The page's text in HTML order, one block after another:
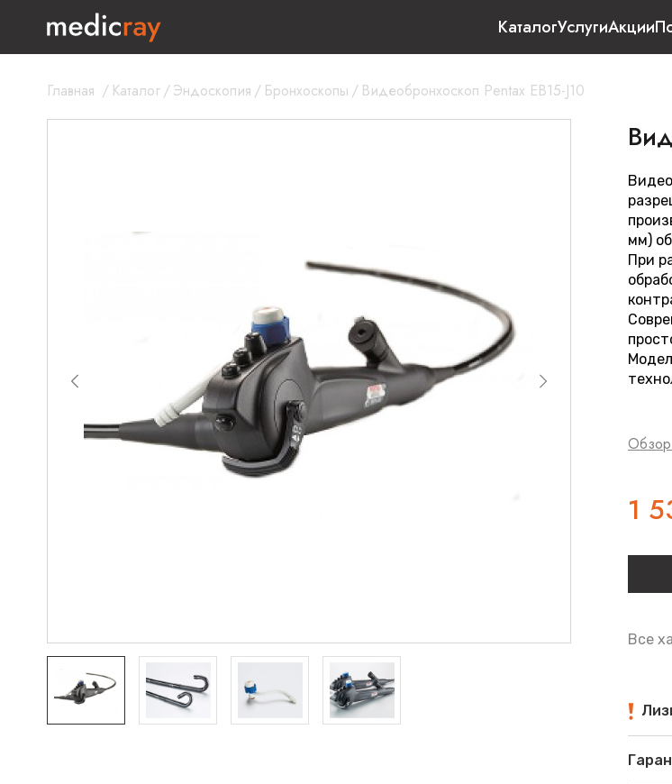
КаталогУслугиАкции
Главная / Каталог/Эндоскопия / Бронхоскопы / Видеобронхоскоп Pentax EB15-J10
мм)
При
Обзор
1
Все